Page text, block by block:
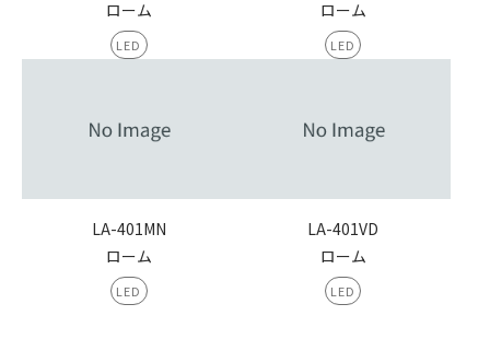
ローム
LED
ローム
LED
LA-401MN
ローム
LED
LA-401VD
ローム
LED